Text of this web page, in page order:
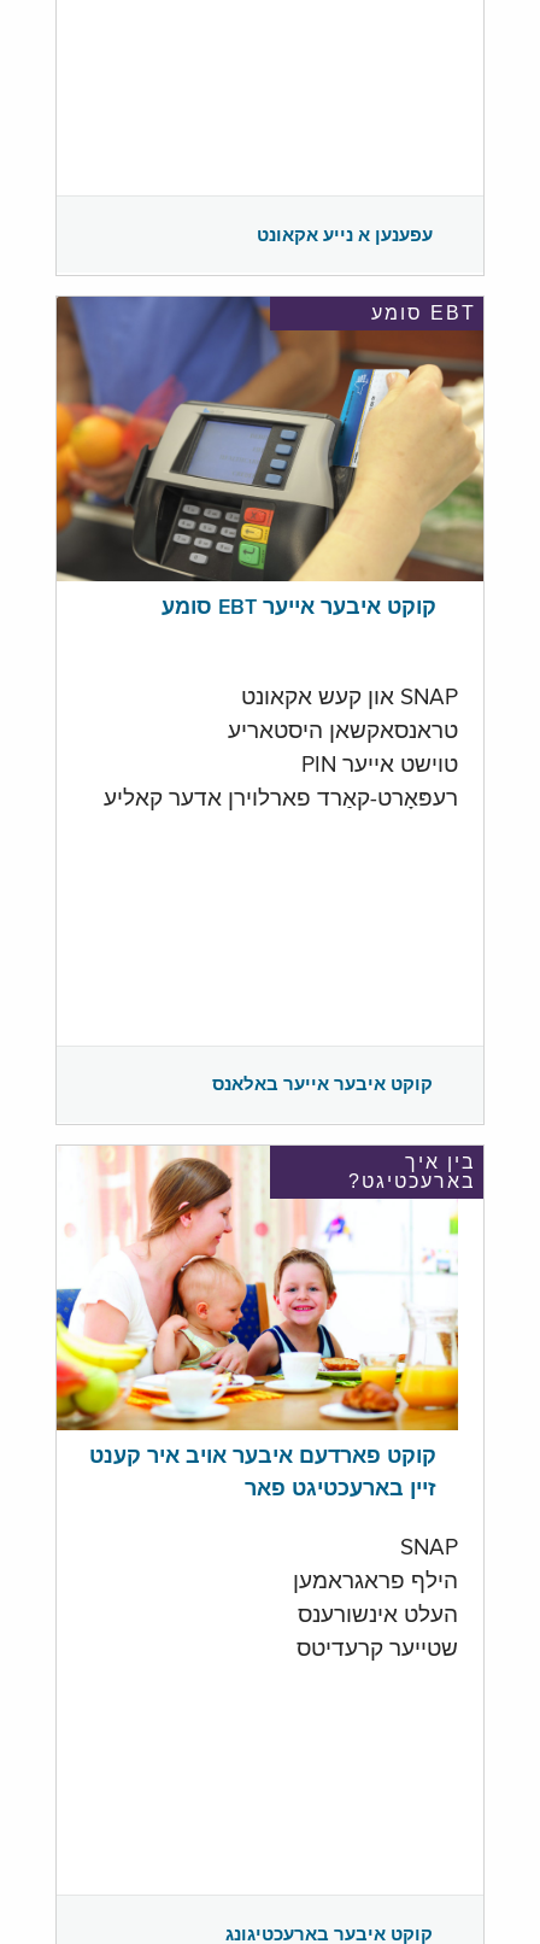
עפענען א נייע אקאונט
EBT סומע
קוקט איבער אייער EBT סומע
SNAP און קעש אקאונט
טראנסאקשאן היסטאריע
טוישט אייער PIN
רעפּאָרט-קאַרד פארלוירן אדער קאליע
קוקט איבער אייער באלאנס
בין איך
בארעכטיגט?
קוקט פארדעם איבער אויב איר קענט
זיין בארעכטיגט פאר
SNAP
הילף פראגראמען
העלט אינשורענס
שטייער קרעדיטס
קוקט איבער בארעכטיגונג